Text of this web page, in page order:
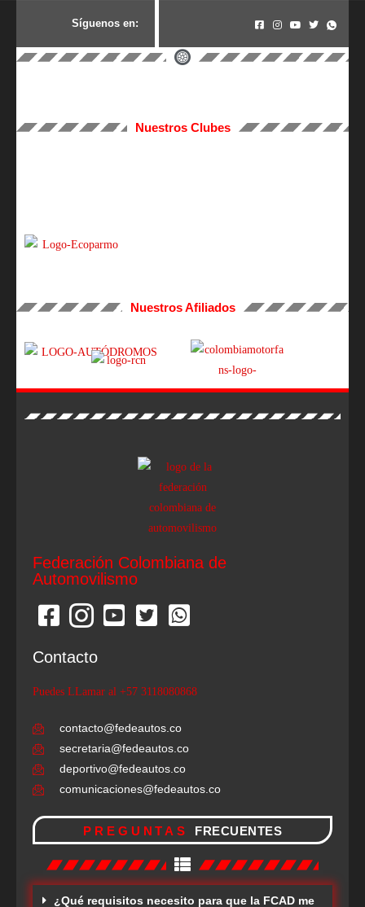
Síguenos en:
Nuestros Clubes
Nuestros Afiliados
Federación Colombiana de
Automovilismo
Contacto
Puedes LLamar al +57 3118080868
contacto@fedeautos.co
secretaria@fedeautos.co
deportivo@fedeautos.co
comunicaciones@fedeautos.co
PREGUNTAS FRECUENTES
¿Qué requisitos necesito para que la FCAD me